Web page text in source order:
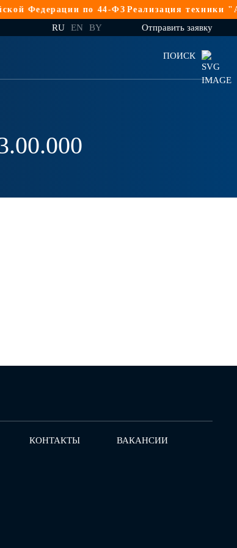
Федерации по 44-ФЗРеализация техники
RU EN BY Отправить заявку
ПОИСК
КОНТАКТЫ ВАКАНСИИ